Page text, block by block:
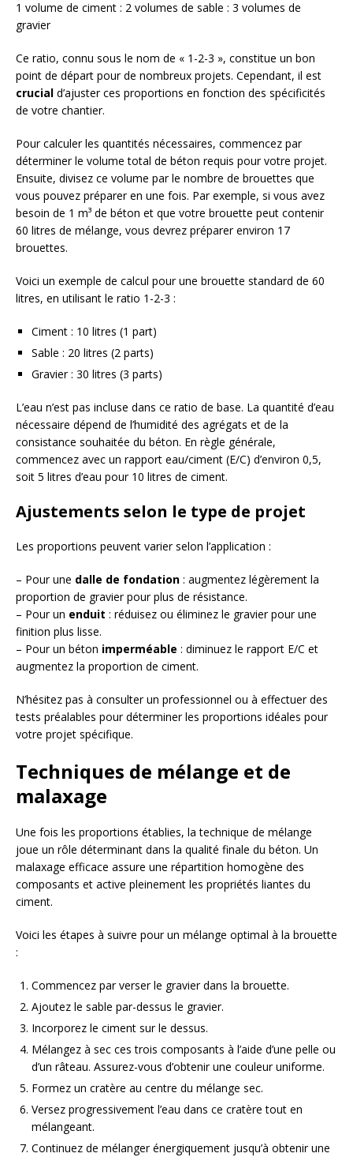
1 volume de ciment : 2 volumes de sable : 3 volumes de
gravier
Ce ratio, connu sous le nom de « 1-2-3 », constitue un bon
point de départ pour de nombreux projets. Cependant, il est
crucial d’ajuster ces proportions en fonction des spécificités
de votre chantier.
Pour calculer les quantités nécessaires, commencez par
déterminer le volume total de béton requis pour votre projet.
Ensuite, divisez ce volume par le nombre de brouettes que
vous pouvez préparer en une fois. Par exemple, si vous avez
besoin de 1 m³ de béton et que votre brouette peut contenir
60 litres de mélange, vous devrez préparer environ 17
brouettes.
Voici un exemple de calcul pour une brouette standard de 60
litres, en utilisant le ratio 1-2-3 :
Ciment : 10 litres (1 part)
Sable : 20 litres (2 parts)
Gravier : 30 litres (3 parts)
L’eau n’est pas incluse dans ce ratio de base. La quantité d’eau
nécessaire dépend de l’humidité des agrégats et de la
consistance souhaitée du béton. En règle générale,
commencez avec un rapport eau/ciment (E/C) d’environ 0,5,
soit 5 litres d’eau pour 10 litres de ciment.
Ajustements selon le type de projet
Les proportions peuvent varier selon l’application :
– Pour une dalle de fondation : augmentez légèrement la
proportion de gravier pour plus de résistance.
– Pour un enduit : réduisez ou éliminez le gravier pour une
finition plus lisse.
– Pour un béton imperméable : diminuez le rapport E/C et
augmentez la proportion de ciment.
N’hésitez pas à consulter un professionnel ou à effectuer des
tests préalables pour déterminer les proportions idéales pour
votre projet spécifique.
Techniques de mélange et de
malaxage
Une fois les proportions établies, la technique de mélange
joue un rôle déterminant dans la qualité finale du béton. Un
malaxage efficace assure une répartition homogène des
composants et active pleinement les propriétés liantes du
ciment.
Voici les étapes à suivre pour un mélange optimal à la brouette
:
Commencez par verser le gravier dans la brouette.
Ajoutez le sable par-dessus le gravier.
Incorporez le ciment sur le dessus.
Mélangez à sec ces trois composants à l’aide d’une pelle ou
d’un râteau. Assurez-vous d’obtenir une couleur uniforme.
Formez un cratère au centre du mélange sec.
Versez progressivement l’eau dans ce cratère tout en
mélangeant.
Continuez de mélanger énergiquement jusqu’à obtenir une